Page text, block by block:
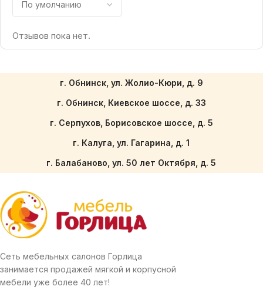
Отзывов пока нет.
г. Обнинск, ул. Жолио-Кюри, д. 9
г. Обнинск, Киевское шоссе, д. 33
г. Серпухов, Борисовское шоссе, д. 5
г. Калуга, ул. Гагарина, д. 1
г. Балабаново, ул. 50 лет Октября, д. 5
Сеть мебельных салонов Горлица
занимается продажей мягкой и корпусной
мебели уже более 40 лет!